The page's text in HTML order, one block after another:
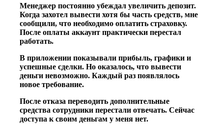
Менеджер постоянно убеждал увеличить депозит.
Когда захотел вывести хотя бы часть средств, мне
сообщили, что необходимо оплатить страховку.
После оплаты аккаунт практически перестал
работать.
В приложении показывали прибыль, графики и
успешные сделки. Но оказалось, что вывести
деньги невозможно. Каждый раз появлялось
новое требование.
После отказа переводить дополнительные
средства сотрудники перестали отвечать. Сейчас
доступа к своим деньгам у меня нет.